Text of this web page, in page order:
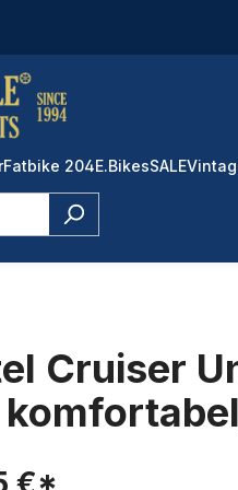
Fatbike 204E.BikesSALE
Cruiser